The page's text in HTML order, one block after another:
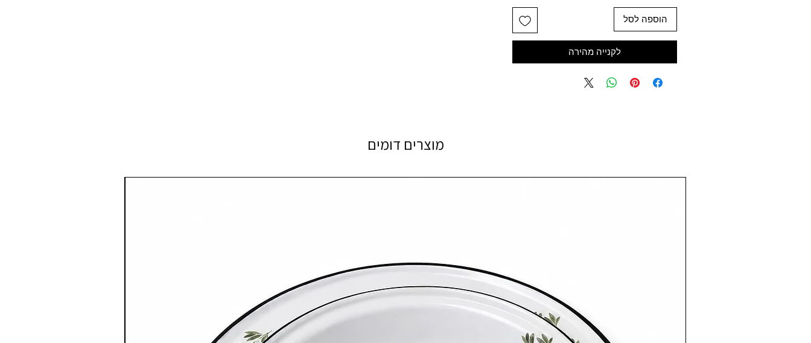
הוספה לסל
לקנייה מהירה
מוצרים דומים